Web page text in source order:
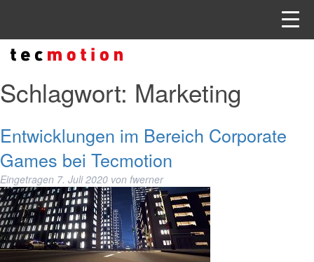
Schlagwort: Marketing
Entwicklungen im Bereich Corporate
Games bei Tecmotion
Eingetragen 7. Juli 2020 von fwerner